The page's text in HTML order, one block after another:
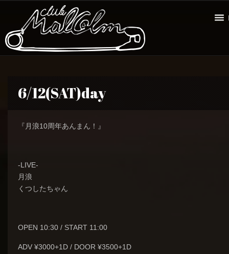
6/12(SAT)day
『月浪10周年あんまん！』
-LIVE-
月浪
くつしたちゃん
OPEN 10:30 / START 11:00
ADV ¥3000+1D / DOOR ¥3500+1D